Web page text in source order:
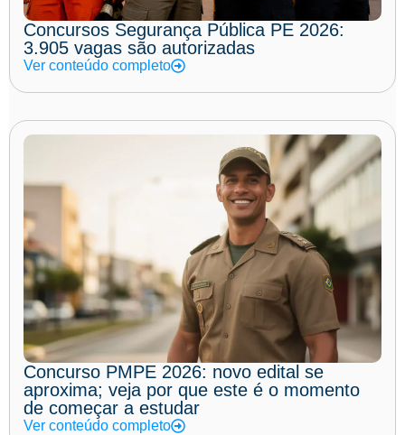
Concursos Segurança Pública PE 2026:
3.905 vagas são autorizadas
Ver conteúdo completo
Concurso PMPE 2026: novo edital se
aproxima; veja por que este é o momento
de começar a estudar
Ver conteúdo completo